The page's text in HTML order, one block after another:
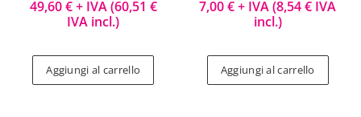
49,60€+ IVA (60,51 €
IVA incl.)
Aggiungi al carrello
7,00€+ IVA (8,54€ IVA
incl.)
Aggiungi al carrello